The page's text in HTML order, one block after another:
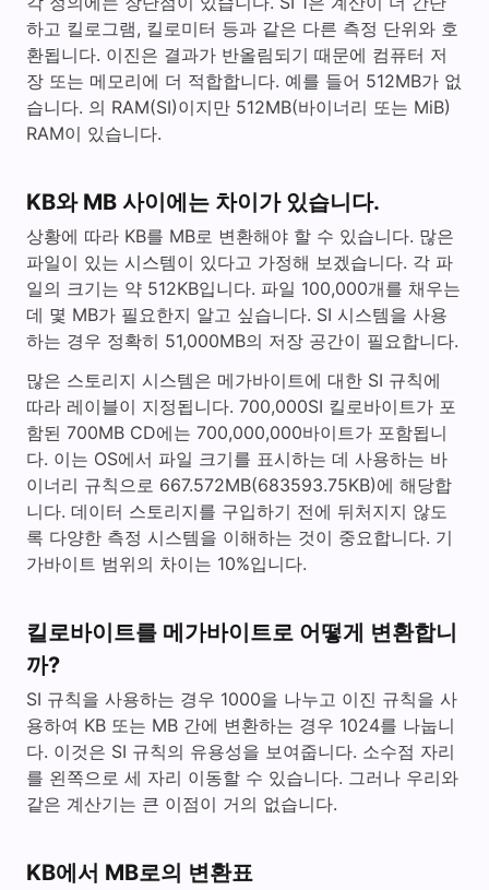
하고 킬로그램, 킬로미터 등과 같은 다른 측정 단위와 호
환됩니다. 이진은 결과가 반올림되기 때문에 컴퓨터 저
장 또는 메모리에 더 적합합니다. 예를 들어 512MB가 없
습니다. 의 RAM(SI)이지만 512MB(바이너리 또는 MiB)
RAM이 있습니다.
KB와 MB 사이에는 차이가 있습니다.
상황에 따라 KB를 MB로 변환해야 할 수 있습니다. 많은
파일이 있는 시스템이 있다고 가정해 보겠습니다. 각 파
일의 크기는 약 512KB입니다. 파일 100,000개를 채우는
데 몇 MB가 필요한지 알고 싶습니다. SI 시스템을 사용
하는 경우 정확히 51,000MB의 저장 공간이 필요합니다.
많은 스토리지 시스템은 메가바이트에 대한 SI 규칙에
따라 레이블이 지정됩니다. 700,000SI 킬로바이트가 포
함된 700MB CD에는 700,000,000바이트가 포함됩니
다. 이는 OS에서 파일 크기를 표시하는 데 사용하는 바
이너리 규칙으로 667.572MB(683593.75KB)에 해당합
니다. 데이터 스토리지를 구입하기 전에 뒤처지지 않도
록 다양한 측정 시스템을 이해하는 것이 중요합니다. 기
가바이트 범위의 차이는 10%입니다.
킬로바이트를 메가바이트로 어떻게 변환합니
까?
SI 규칙을 사용하는 경우 1000을 나누고 이진 규칙을 사
용하여 KB 또는 MB 간에 변환하는 경우 1024를 나눕니
다. 이것은 SI 규칙의 유용성을 보여줍니다. 소수점 자리
를 왼쪽으로 세 자리 이동할 수 있습니다. 그러나 우리와
같은 계산기는 큰 이점이 거의 없습니다.
KB에서 MB로의 변환표